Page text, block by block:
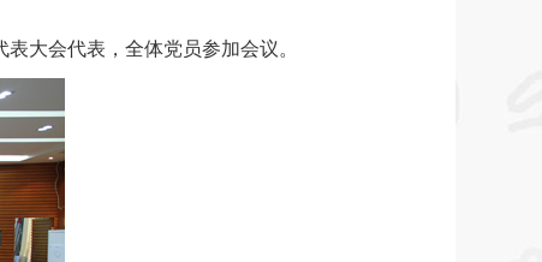
大会代表，全体党员参加会议。